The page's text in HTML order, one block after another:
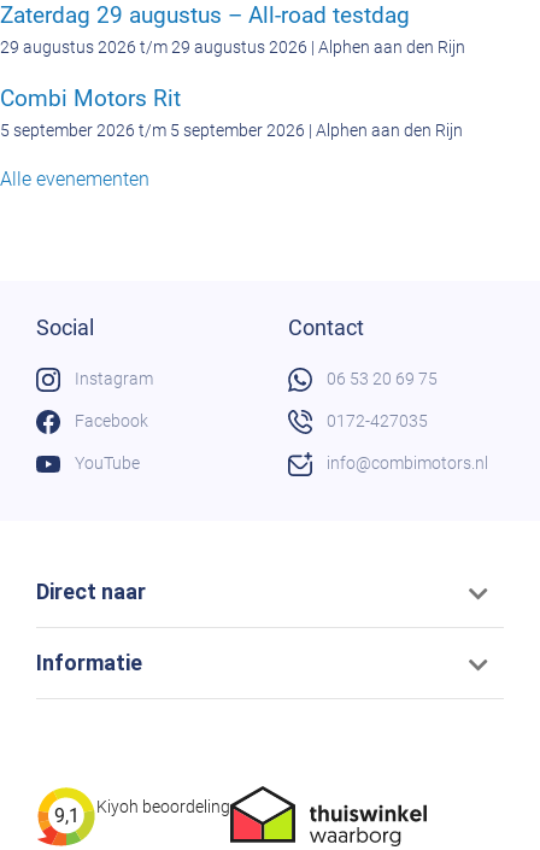
Zaterdag 29 augustus – All-road testdag
29 augustus 2026 t/m 29 augustus 2026 | Alphen aan den Rijn
Combi Motors Rit
5 september 2026 t/m 5 september 2026 | Alphen aan den Rijn
Alle evenementen
Direct naar
Informatie
9,1 Kiyoh beoordeling
Social
Instagram
Facebook
YouTube
Contact
06 53 20 69 75
0172-427035
info@combimotors.nl